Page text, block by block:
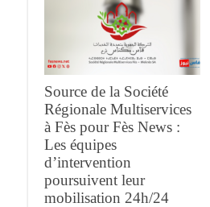
Source de la Société
Régionale Multiservices
à Fès pour Fès News :
Les équipes
d’intervention
poursuivent leur
mobilisation 24h/24